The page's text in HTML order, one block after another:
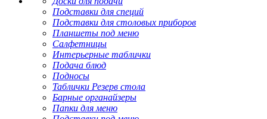
Подставки для специй
Подставки для столовых приборов
Планшеты под меню
Салфетницы
Интерьерные таблички
Подача блюд
Подносы
Таблички Резерв стола
Барные органайзеры
Папки для меню